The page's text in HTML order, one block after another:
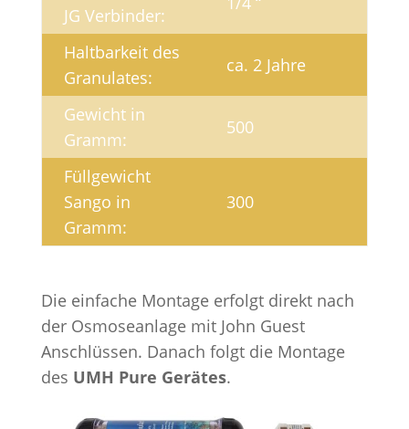
JG Verbinder:
Haltbarkeit des
Granulates:
ca. 2 Jahre
Gewicht in
Gramm:
500
Füllgewicht
Sango in
Gramm:
300
Die einfache Montage erfolgt direkt nach
der Osmoseanlage mit John Guest
Anschlüssen. Danach folgt die Montage
des UMH Pure Gerätes.